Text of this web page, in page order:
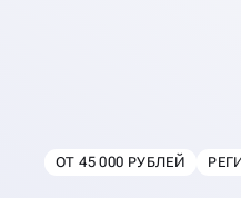
И
ОТ 45 000 РУБЛЕЙ